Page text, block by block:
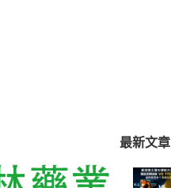
最新文章